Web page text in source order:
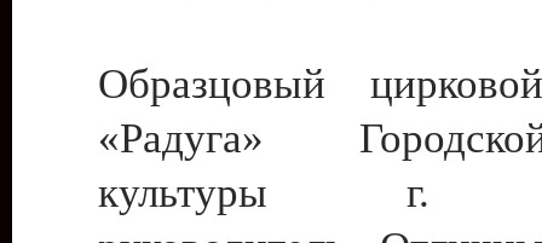
Образцовый
«Радуга»
культуры г.